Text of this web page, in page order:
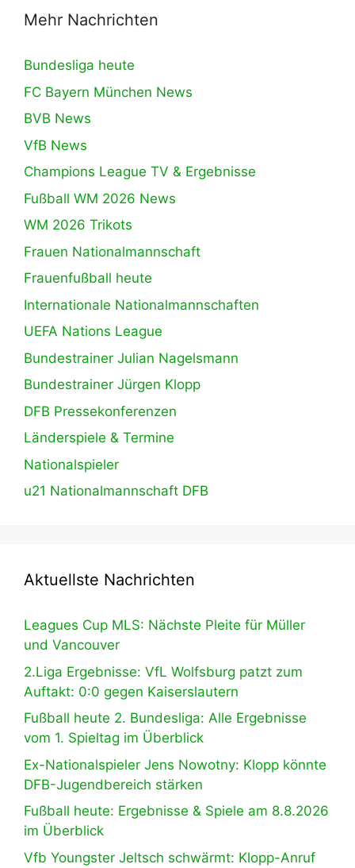
Mehr Nachrichten
Bundesliga heute
FC Bayern München News
BVB News
VfB News
Champions League TV & Ergebnisse
Fußball WM 2026 News
WM 2026 Trikots
Frauen Nationalmannschaft
Frauenfußball heute
Internationale Nationalmannschaften
UEFA Nations League
Bundestrainer Julian Nagelsmann
Bundestrainer Jürgen Klopp
DFB Pressekonferenzen
Länderspiele & Termine
Nationalspieler
u21 Nationalmannschaft DFB
Aktuellste Nachrichten
Leagues Cup MLS: Nächste Pleite für Müller
und Vancouver
2.Liga Ergebnisse: VfL Wolfsburg patzt zum
Auftakt: 0:0 gegen Kaiserslautern
Fußball heute 2. Bundesliga: Alle Ergebnisse
vom 1. Spieltag im Überblick
Ex-Nationalspieler Jens Nowotny: Klopp könnte
DFB-Jugendbereich stärken
Fußball heute: Ergebnisse & Spiele am 8.8.2026
im Überblick
Vfb Youngster Jeltsch schwärmt: Klopp-Anruf